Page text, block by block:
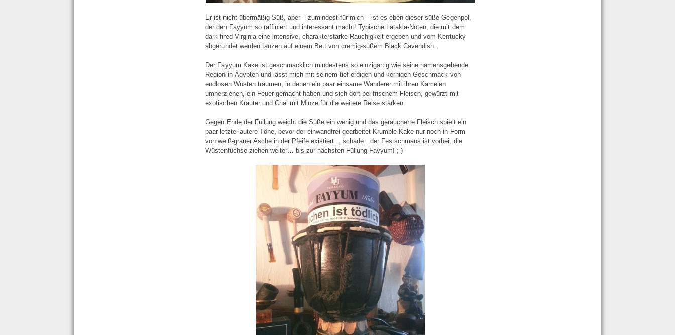
Er ist nicht übermäßig Süß, aber – zumindest für mich – ist es eben dieser süße Gegenpol,
der den Fayyum so raffiniert und interessant macht! Typische Latakia-Noten, die mit dem
dark fired Virginia eine intensive, charakterstarke Rauchigkeit ergeben und vom Kentucky
abgerundet werden tanzen auf einem Bett von cremig-süßem Black Cavendish.
Der Fayyum Kake ist geschmacklich mindestens so einzigartig wie seine namensgebende
Region in Ägypten und lässt mich mit seinem tief-erdigen und kernigen Geschmack von
endlosen Wüsten träumen, in denen ein paar einsame Wanderer mit ihren Kamelen
umherziehen, ein Feuer gemacht haben und sich dort bei frischem Fleisch, gewürzt mit
exotischen Kräuter und Chai mit Minze für die weitere Reise stärken.
Gegen Ende der Füllung weicht die Süße ein wenig und das geräucherte Fleisch spielt ein
paar letzte lautere Töne, bevor der einwandfrei gearbeitet Krumble Kake nur noch in Form
von weiß-grauer Asche in der Pfeife existiert… schade…der Festschmaus ist vorbei, die
Wüstenfüchse ziehen weiter… bis zur nächsten Füllung Fayyum! ;-)